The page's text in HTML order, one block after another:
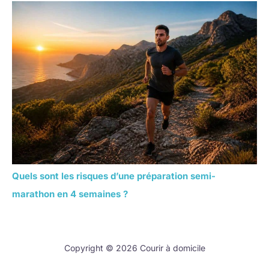
Quels sont les risques d’une préparation semi-
marathon en 4 semaines ?
Copyright © 2026 Courir à domicile